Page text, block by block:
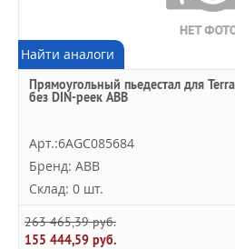
Найти аналоги
Прямоугольный пьедестал для
без DIN-реек ABB
Арт.:6AGC085684
Бренд: ABB
Склад: 0 шт.
263 465,39 руб.
155 444,59 руб.